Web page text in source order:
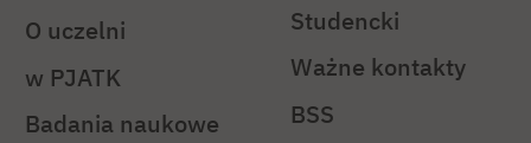
O uczelni
w PJATK
Badania naukowe
Studencki
Ważne kontakty
BSS